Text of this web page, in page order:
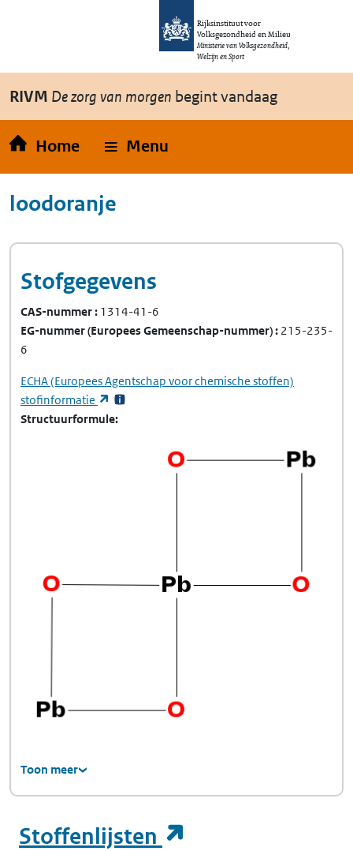
Overslaan en naar de inhoud gaan
Rijksinstituut voor
Volksgezondheid en Milieu
Ministerie van Volksgezondheid,
Welzijn en Sport
RIVM De zorg van morgen begint vandaag
Home Menu
loodoranje
Stofgegevens
CAS-nummer 1314-41-6
EG-nummer(Europees Gemeenschap-nummer) 215-235-
6
ECHA(Europees Agentschap voor chemische stoffen)
stofinformatie
(opent in een nieuw tabblad)
Structuurformule
Toon meer
Stoffenlijsten